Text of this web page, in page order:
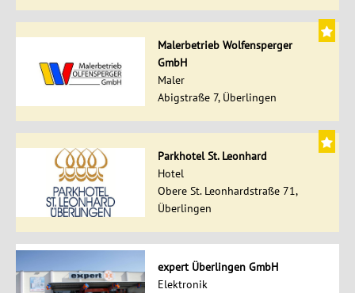
Malerbetrieb Wolfensperger
GmbH
Maler
Abigstraße 7, Überlingen
Parkhotel St. Leonhard
Hotel
Obere St. Leonhardstraße 71,
Überlingen
expert Überlingen GmbH
Elektronik